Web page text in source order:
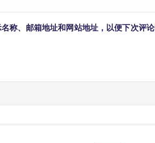
称、邮箱地址和网站地址，以便下次评论